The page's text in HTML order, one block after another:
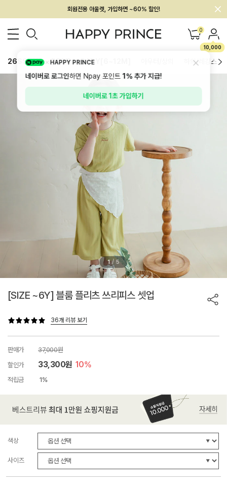
멤버십 최대 28,000원 혜택
0
10,000
26SS 신상 BEST BABY[6~12M] 하의/레깅스
1 / 5
[SIZE ~6Y] 블룸 플리츠 쓰리피스 셋업
36개 리뷰 보기
판매가
37,000원
할인가
33,300원 10%
적립금 1%
색상
사이즈
HAPPY PRINCE
네이버로 로그인하면 Npay 포인트1%추가 지급!
네이버로 1초 가입하기